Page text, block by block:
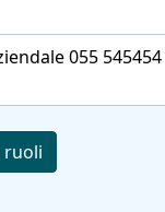
055
ruoli